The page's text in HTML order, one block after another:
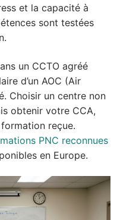
et la capacité à
sont testées
un CCTO agréé
d’un AOC (Air
Choisir un centre non
obtenir votre CCA,
reçue.
PNC reconnues
en Europe.